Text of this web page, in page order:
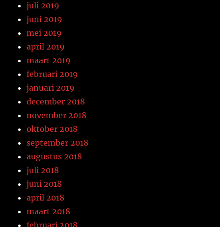
juli 2019
juni 2019
mei 2019
april 2019
maart 2019
februari 2019
januari 2019
december 2018
november 2018
oktober 2018
september 2018
augustus 2018
juli 2018
juni 2018
april 2018
maart 2018